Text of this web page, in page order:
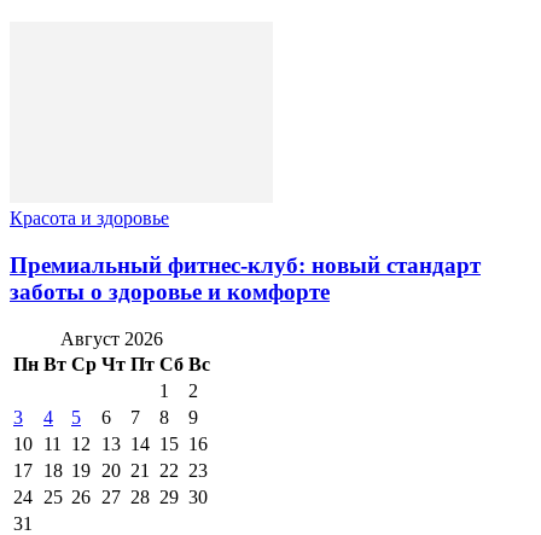
Красота и здоровье
Премиальный фитнес-клуб: новый стандарт
заботы о здоровье и комфорте
Август 2026
Пн Вт Ср Чт Пт Сб Вс
1
2
3
4 5 6 7 8
9
10 11 12 13 14 15 16
17 18 19 20 21 22 23
24 25 26 27 28 29 30
31